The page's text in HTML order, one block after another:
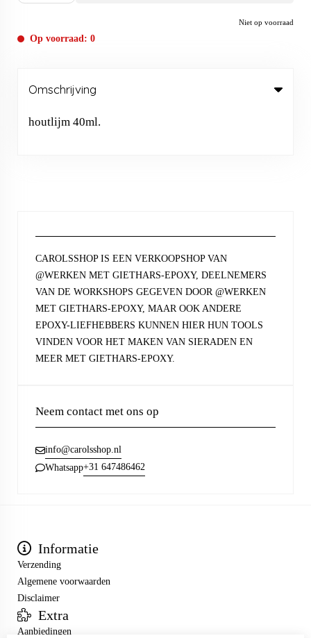
Niet op voorraad
Op voorraad: 0
Omschrijving
houtlijm 40ml.
CAROLSSHOP IS EEN VERKOOPSHOP VAN
@WERKEN MET GIETHARS-EPOXY, DEELNEMERS
VAN DE WORKSHOPS GEGEVEN DOOR @WERKEN
MET GIETHARS-EPOXY, MAAR OOK ANDERE
EPOXY-LIEFHEBBERS KUNNEN HIER HUN TOOLS
VINDEN VOOR HET MAKEN VAN SIERADEN EN
MEER MET GIETHARS-EPOXY.
Neem contact met ons op
info@carolsshop.nl
Whatsapp+31 647486462
Informatie
Verzending
Algemene voorwaarden
Disclaimer
Extra
Aanbiedingen